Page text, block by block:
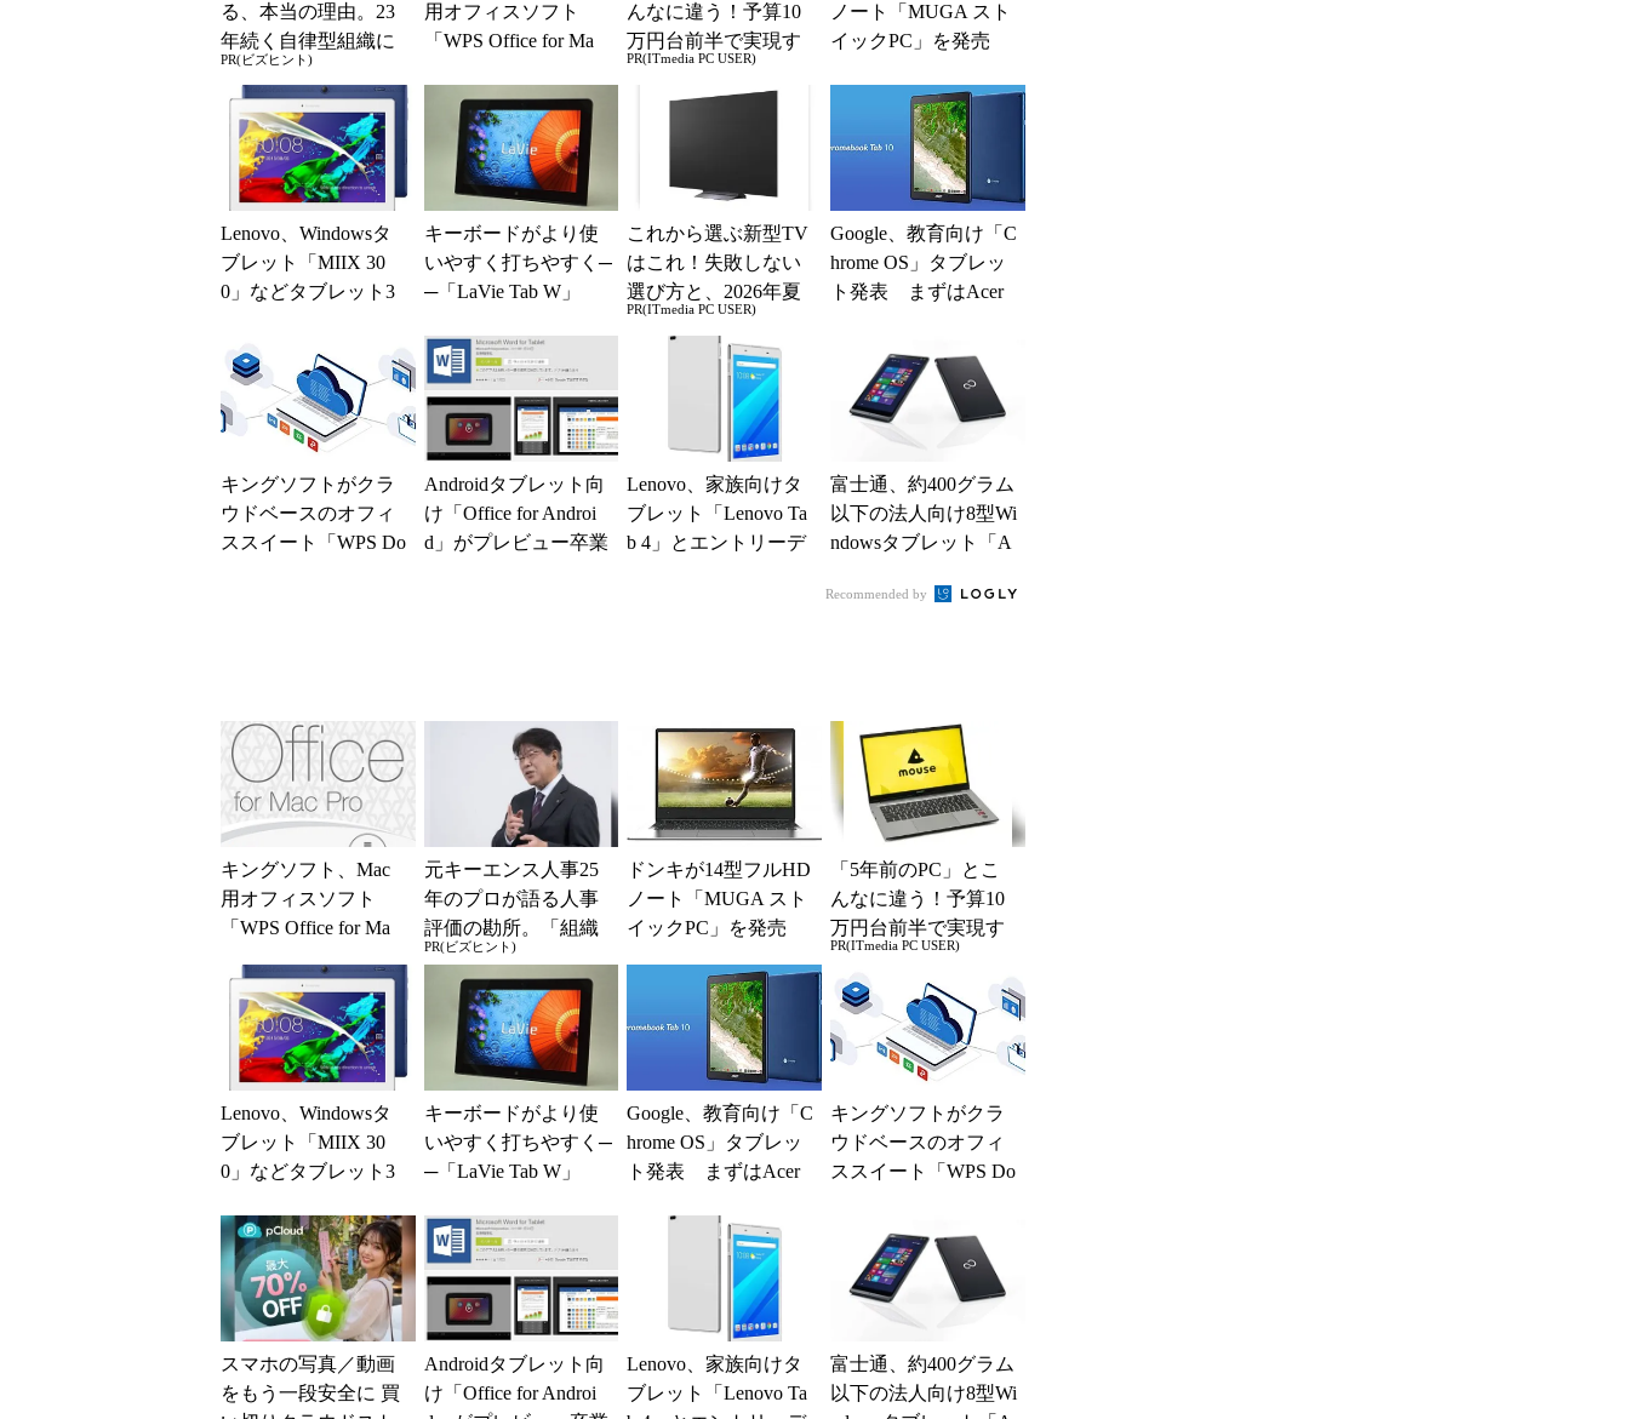
る、本当の理由。23
年続く自律型組織に
共通する「3つの要
素」
PR(ビズヒント)
用オフィスソフト
「WPS Office for Ma
販売を開...
んなに違う！予算10
万円台前半で実現す
る快適PCライフ
PR(ITmedia PC USER)
ノート「MUGA スト
イックPC」を発売
Lenovo、Windowsタ
ブレット「MIIX 30
0」などタブレット3
キーボードがより使
いやすく打ちやすく─
─「LaVie Tab W」
これから選ぶ新型TV
はこれ！失敗しない
選び方と、2026年夏
の一押しモデル
PR(ITmedia PC USER)
Google、教育向け「C
hrome OS」タブレッ
ト発表 まずはAcer
キングソフトがクラ
ウドベースのオフィ
ススイート「WPS Do
Androidタブレット向
け「Office for Androi
d」がプレビュー卒業
Lenovo、家族向けタ
ブレット「Lenovo Ta
b 4」とエントリーデ
富士通、約400グラム
以下の法人向け8型Wi
ndowsタブレット「A
Recommended by
キングソフト、Mac
用オフィスソフト
「WPS Office for Ma
販売を開...
元キーエンス人事25
年のプロが語る人事
評価の勘所。「組織
を腐らせるNG評価」
とは？
PR(ビズヒント)
ドンキが14型フルHD
ノート「MUGA スト
イックPC」を発売
「5年前のPC」とこ
んなに違う！予算10
万円台前半で実現す
る快適PCライフ
PR(ITmedia PC USER)
Lenovo、Windowsタ
ブレット「MIIX 30
0」などタブレット3
キーボードがより使
いやすく打ちやすく─
─「LaVie Tab W」
Google、教育向け「C
hrome OS」タブレッ
ト発表 まずはAcer
キングソフトがクラ
ウドベースのオフィ
ススイート「WPS Do
料版（広告あり）も
スマホの写真／動画
をもう一段安全に 買
Androidタブレット向
け「Office for Androi
Lenovo、家族向けタ
ブレット「Lenovo Ta
富士通、約400グラム
以下の法人向け8型Wi